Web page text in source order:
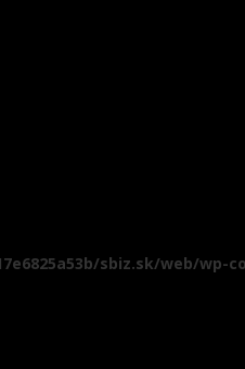
sbiz.sk/web/